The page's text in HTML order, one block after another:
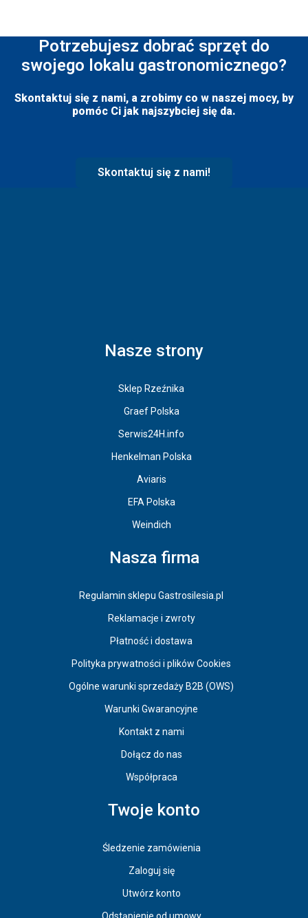
Potrzebujesz dobrać sprzęt do
swojego lokalu gastronomicznego?
Skontaktuj się z nami, a zrobimy co w naszej mocy, by
pomóc Ci jak najszybciej się da.
Skontaktuj się z nami!
Nasze strony
Sklep Rzeźnika
Graef Polska
Serwis24H.info
Henkelman Polska
Aviaris
EFA Polska
Weindich
Nasza firma
Regulamin sklepu Gastrosilesia.pl
Reklamacje i zwroty
Płatność i dostawa
Polityka prywatności i plików Cookies
Ogólne warunki sprzedaży B2B (OWS)
Warunki Gwarancyjne
Kontakt z nami
Dołącz do nas
Współpraca
Twoje konto
Śledzenie zamówienia
Zaloguj się
Utwórz konto